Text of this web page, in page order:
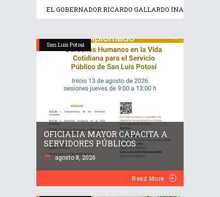
EL GOBERNADOR RICARDO GALLARDO INAUGURA
San Luis Potosí
OFICIALIA MAYOR CAPACITA A
SERVIDORES PÚBLICOS
agosto 8, 2026
Read More